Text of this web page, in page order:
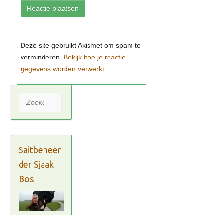
Bekijk hoe je reactie
gegevens worden verwerkt
Zoeken
Saitbeheer
der Sjaak
Bos